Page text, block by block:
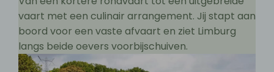
vaart met een culinair arrangement. Jij stapt aan
boord voor een vaste afvaart en ziet Limburg
langs beide oevers voorbijschuiven.